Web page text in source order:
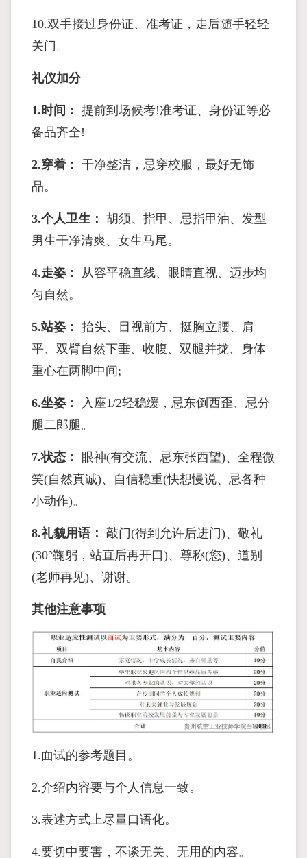
10.双手接过身份证、准考证，走后随手轻轻
关门。
礼仪加分
1.时间： 提前到场候考!准考证、身份证等必
备品齐全!
2.穿着： 干净整洁，忌穿校服，最好无饰
品。
3.个人卫生： 胡须、指甲、忌指甲油、发型
男生干净清爽、女生马尾。
4.走姿：
从容平稳直线、眼睛直视、迈步均
匀自然。
5.站姿： 抬头、目视前方、挺胸立腰、肩
平、双臂自然下垂、收腹、双腿并拢、身体
重心在两脚中间;
6.坐姿：
入座1/2轻稳缓，忌东倒西歪、忌分
腿二郎腿。
7.状态：
眼神(有交流、忌东张西望)、全程微
笑(自然真诚)、自信稳重(快想慢说、忌各种
小动作)。
8.礼貌用语： 敲门(得到允许后进门)、敬礼
(30°鞠躬，站直后再开口)、尊称(您)、道别
(老师再见)、谢谢。
其他注意事项
1.面试的参考题目。
2.介绍内容要与个人信息一致。
3.表述方式上尽量口语化。
4.要切中要害，不谈无关、无用的内容。